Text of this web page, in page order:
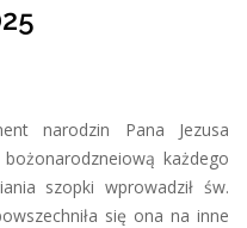
narodzin Pana Jezusa
każdego
szopki wprowadził św.
się ona na inne